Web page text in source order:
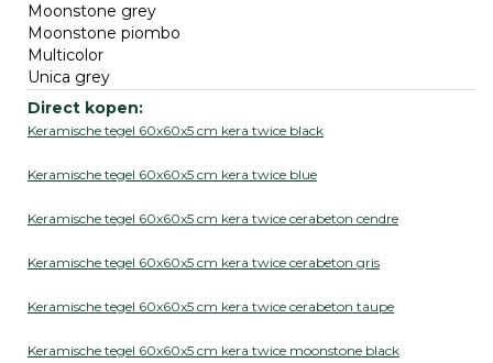
Moonstone grey
Moonstone piombo
Multicolor
Unica grey
Keramische tegel 60x60x5 cm kera twice black
Keramische tegel 60x60x5 cm kera twice blue
Keramische tegel 60x60x5 cm kera twice cerabeton cendre
Keramische tegel 60x60x5 cm kera twice cerabeton gris
Keramische tegel 60x60x5 cm kera twice cerabeton taupe
Keramische tegel 60x60x5 cm kera twice moonstone black